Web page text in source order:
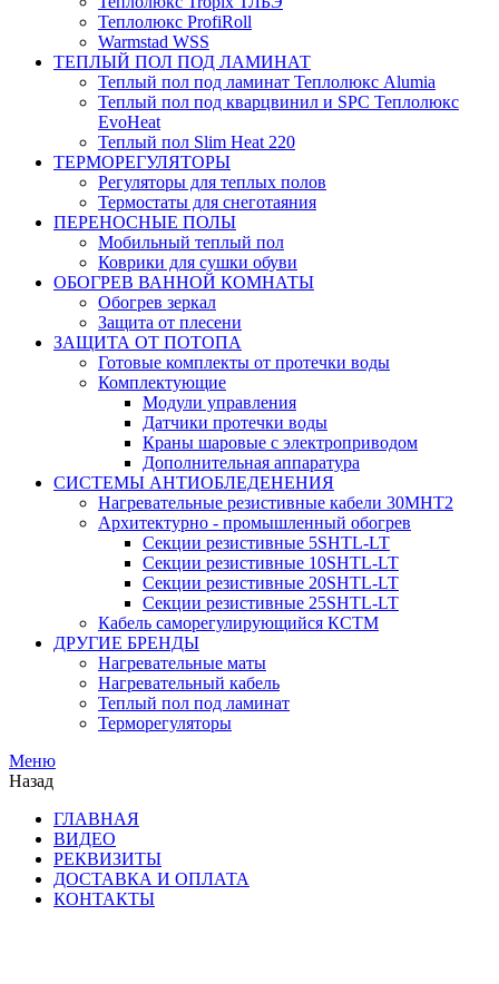
Теплолюкс ProfiRoll
Warmstad WSS
ТЕПЛЫЙ ПОЛ ПОД ЛАМИНАТ
Теплый пол под ламинат Теплолюкс Alumia
Теплый пол под кварцвинил и SPC Теплолюкс
EvoHeat
Теплый пол Slim Heat 220
ТЕРМОРЕГУЛЯТОРЫ
Регуляторы для теплых полов
Термостаты для снеготаяния
ПЕРЕНОСНЫЕ ПОЛЫ
Мобильный теплый пол
Коврики для сушки обуви
ОБОГРЕВ ВАННОЙ КОМНАТЫ
Обогрев зеркал
Защита от плесени
ЗАЩИТА ОТ ПОТОПА
Готовые комплекты от протечки воды
Комплектующие
Модули управления
Датчики протечки воды
Краны шаровые с электроприводом
Дополнительная аппаратура
СИСТЕМЫ АНТИОБЛЕДЕНЕНИЯ
Нагревательные резистивные кабели 30МНТ2
Архитектурно - промышленный обогрев
Секции резистивные 5SHTL-LT
Секции резистивные 10SHTL-LT
Секции резистивные 20SHTL-LT
Секции резистивные 25SHTL-LT
Кабель саморегулирующийся КСТМ
ДРУГИЕ БРЕНДЫ
Нагревательные маты
Нагревательный кабель
Теплый пол под ламинат
Терморегуляторы
Меню
Назад
ГЛАВНАЯ
ВИДЕО
РЕКВИЗИТЫ
ДОСТАВКА И ОПЛАТА
КОНТАКТЫ